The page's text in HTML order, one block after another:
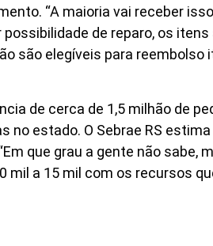
“A maioria vai receber
de reparo, os
são elegíveis para reembolso
de cerca de 1,5 milhão de
no estado. O Sebrae RS
que grau a gente não sabe,
a 15 mil com os recursos